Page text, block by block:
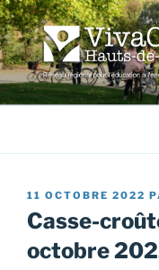
Aller
au
contenu
principal
Réseau régional pour
PUBLIÉ
LE
11 OCTOBRE 2022
Casse-
octobre